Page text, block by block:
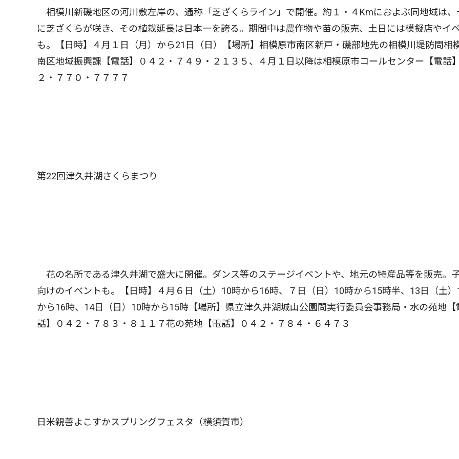
相模川新磯地区の河川敷左岸の、通称「芝ざくらライン」で開催。約１・４Kmにおよぶ同地域は、
に芝ざくらが咲き、その植栽延長は日本一を誇る。期間中は農作物や苗の販売、土日には模擬店やイ
も。【日時】４月１日（月）から21日（日）【場所】相模原市南区新戸・磯部地先の相模川堤防問相
南区地域振興課【電話】０４２・７４９・２１３５、４月１日以降は相模原市コールセンター【電話
２・７７０・７７７７
第22回津久井湖さくらまつり
花の名所である津久井湖で盛大に開催。ダンス等のステージイベントや、地元の特産品等を販売。
向けのイベントも。【日時】４月６日（土）10時から16時、７日（日）10時から15時半、13日（土
から16時、14日（日）10時から15時【場所】県立津久井湖城山公園問実行委員会事務局・水の苑地【
話】０４２・７８３・８１１７花の苑地【電話】０４２・７８４・６４７３
日米親善よこすかスプリングフェスタ（横須賀市）